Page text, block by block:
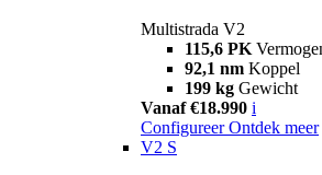
Multistrada V2
115,6 PK
92,1 nm Koppel
199 kg Gewicht
Vanaf €18.990 i
Configureer Ontdek meer
V2 S